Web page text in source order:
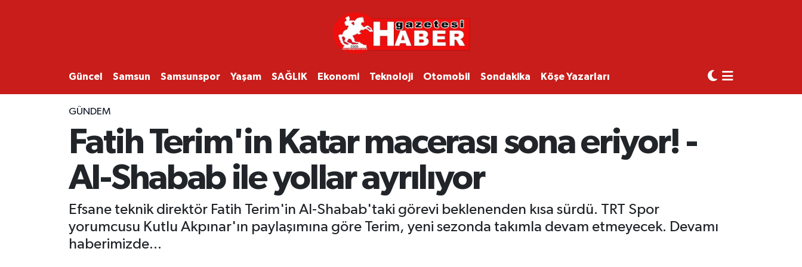
Güncel Samsun Samsunspor Yaşam SAĞLIK Ekonomi Teknoloji Otomobil Sondakika Köşe Yazarları
GÜNDEM
Fatih Terim'in Katar macerası sona eriyor! -
Al-Shabab ile yollar ayrılıyor
Efsane teknik direktör Fatih Terim'in Al-Shabab'taki görevi beklenenden kısa sürdü. TRT Spor
yorumcusu Kutlu Akpınar'ın paylaşımına göre Terim, yeni sezonda takımla devam etmeyecek. Devamı
haberimizde...
SAMSUN
SAMSUNSPOR
EKONOMİ